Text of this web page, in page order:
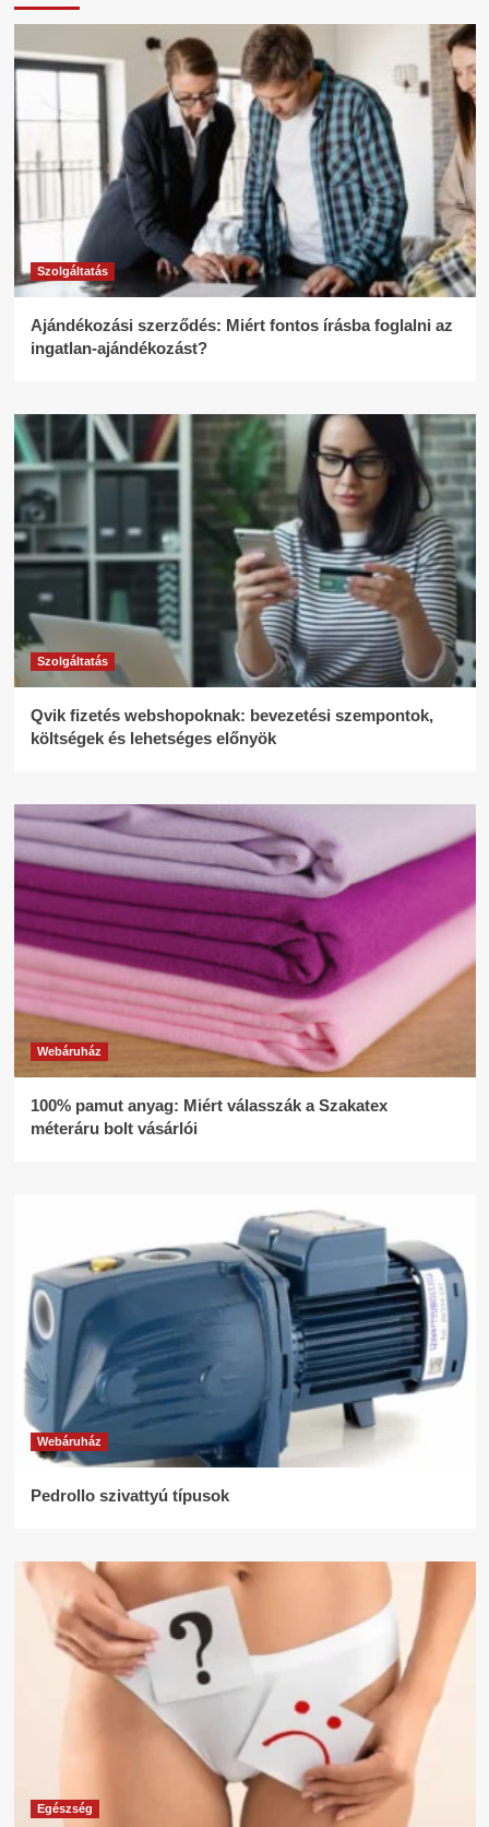
Szolgáltatás
Ajándékozási szerződés: Miért fontos írásba foglalni az
ingatlan-ajándékozást?
Szolgáltatás
Qvik fizetés webshopoknak: bevezetési szempontok,
költségek és lehetséges előnyök
Webáruház
100% pamut anyag: Miért válasszák a Szakatex
méteráru bolt vásárlói
Webáruház
Pedrollo szivattyú típusok
Egészség